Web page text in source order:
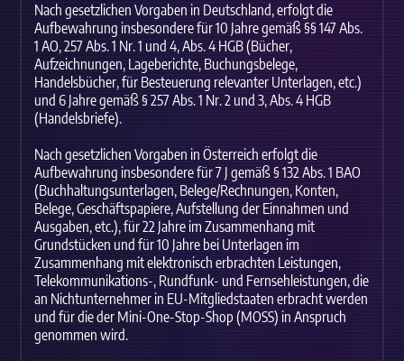
Nach gesetzlichen Vorgaben in Deutschland, erfolgt die
Aufbewahrung insbesondere für 10 Jahre gemäß §§ 147 Abs.
1 AO, 257 Abs. 1 Nr. 1 und 4, Abs. 4 HGB (Bücher,
Aufzeichnungen, Lageberichte, Buchungsbelege,
Handelsbücher, für Besteuerung relevanter Unterlagen, etc.)
und 6 Jahre gemäß § 257 Abs. 1 Nr. 2 und 3, Abs. 4 HGB
(Handelsbriefe).
Nach gesetzlichen Vorgaben in Österreich erfolgt die
Aufbewahrung insbesondere für 7 J gemäß § 132 Abs. 1 BAO
(Buchhaltungsunterlagen, Belege/Rechnungen, Konten,
Belege, Geschäftspapiere, Aufstellung der Einnahmen und
Ausgaben, etc.), für 22 Jahre im Zusammenhang mit
Grundstücken und für 10 Jahre bei Unterlagen im
Zusammenhang mit elektronisch erbrachten Leistungen,
Telekommunikations-, Rundfunk- und Fernsehleistungen, die
an Nichtunternehmer in EU-Mitgliedstaaten erbracht werden
und für die der Mini-One-Stop-Shop (MOSS) in Anspruch
genommen wird.